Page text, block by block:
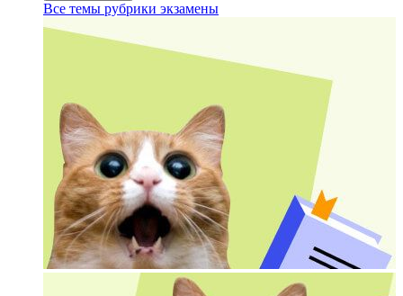
Все темы рубрики экзамены